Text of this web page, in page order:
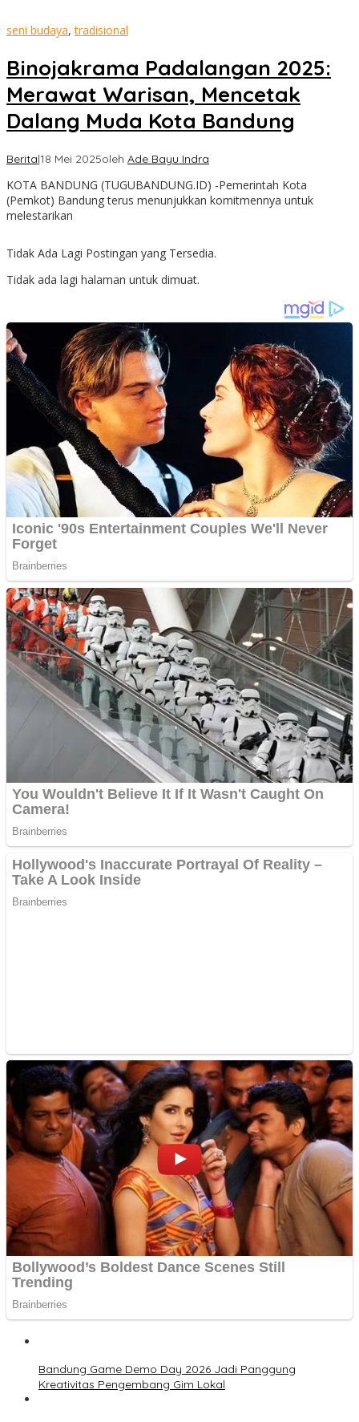
seni budaya,tradisional
Binojakrama Padalangan 2025:
Merawat Warisan, Mencetak
Dalang Muda Kota Bandung
Berita|18 Mei 2025oleh Ade Bayu Indra
KOTA BANDUNG (TUGUBANDUNG.ID) -Pemerintah Kota
(Pemkot) Bandung terus menunjukkan komitmennya untuk
melestarikan
Tidak Ada Lagi Postingan yang Tersedia.
Tidak ada lagi halaman untuk dimuat.
Bandung Game Demo Day 2026 Jadi Panggung
Kreativitas Pengembang Gim Lokal